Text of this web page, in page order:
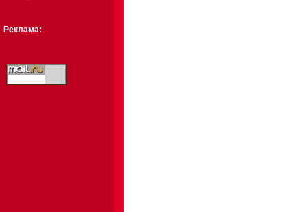
Реклама: